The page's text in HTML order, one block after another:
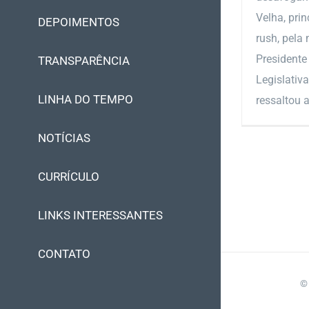
DEPOIMENTOS
TRANSPARÊNCIA
LINHA DO TEMPO
NOTÍCIAS
CURRÍCULO
LINKS INTERESSANTES
CONTATO
Velha,
rush, pela
ressaltou
©